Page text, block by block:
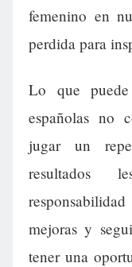
femenino en
perdida para
Lo que
españolas no
jugar un
resultados
mejoras y
tener una